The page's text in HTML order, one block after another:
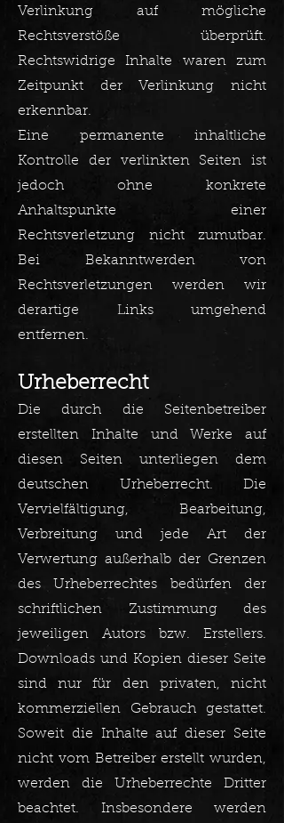
Verlinkung auf mögliche
Rechtsverstöße überprüft.
Rechtswidrige Inhalte waren zum
Zeitpunkt der Verlinkung nicht
erkennbar.
Eine permanente inhaltliche
Kontrolle der verlinkten Seiten ist
jedoch ohne konkrete
Anhaltspunkte einer
Rechtsverletzung nicht zumutbar.
Bei Bekanntwerden von
Rechtsverletzungen werden wir
derartige Links umgehend
entfernen.​
Urheberrecht
Die durch die Seitenbetreiber
erstellten Inhalte und Werke auf
diesen Seiten unterliegen dem
deutschen Urheberrecht. Die
Vervielfältigung, Bearbeitung,
Verbreitung und jede Art der
Verwertung außerhalb der Grenzen
des Urheberrechtes bedürfen der
schriftlichen Zustimmung des
jeweiligen Autors bzw. Erstellers.
Downloads und Kopien dieser Seite
sind nur für den privaten, nicht
kommerziellen Gebrauch gestattet.
Soweit die Inhalte auf dieser Seite
nicht vom Betreiber erstellt wurden,
werden die Urheberrechte Dritter
beachtet. Insbesondere werden